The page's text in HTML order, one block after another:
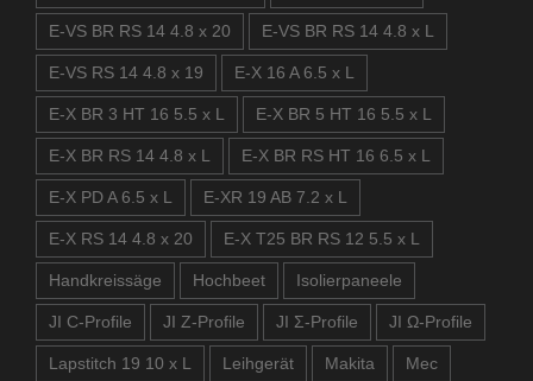
E-VS BR RS 14 4.8 x 20 E-VS BR RS 14 4.8 x L
E-VS RS 14 4.8 x 19 E-X 16 A 6.5 x L
E-X BR 3 HT 16 5.5 x L E-X BR 5 HT 16 5.5 x L
E-X BR RS 14 4.8 x L E-X BR RS HT 16 6.5 x L
E-X PD A 6.5 x L E-XR 19 AB 7.2 x L
E-X RS 14 4.8 x 20 E-X T25 BR RS 12 5.5 x L
Handkreissäge Hochbeet Isolierpaneele
JI C-Profile JI Z-Profile JI Σ-Profile JI Ω-Profile
Lapstitch 19 10 x L Leihgerät Makita Mec